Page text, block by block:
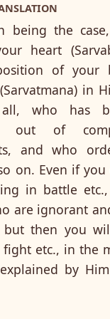
being the
heart
of your
in
who has
out of
and who
on. Even if
in battle
are ignorant
but then you
fight etc., in the
by